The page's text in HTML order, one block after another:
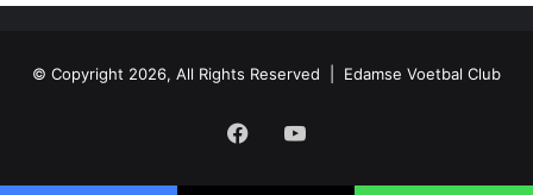
© Copyright 2026, All Rights Reserved | Edamse Voetbal Club
FacebookYouTube